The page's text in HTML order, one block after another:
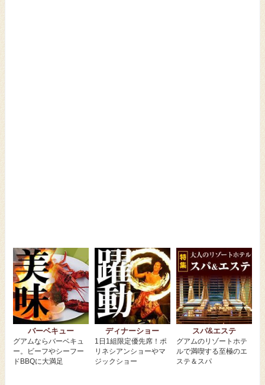
バーベキュー
グアムならバーベキュ
ー。ビーフやシーフー
ドBBQに大満足
ディナーショー
1日1組限定優先席！ポ
リネシアンショーやマ
ジックショー
スパ&エステ
グアムのリゾートホテ
ルで満喫する至極のエ
ステ＆スパ